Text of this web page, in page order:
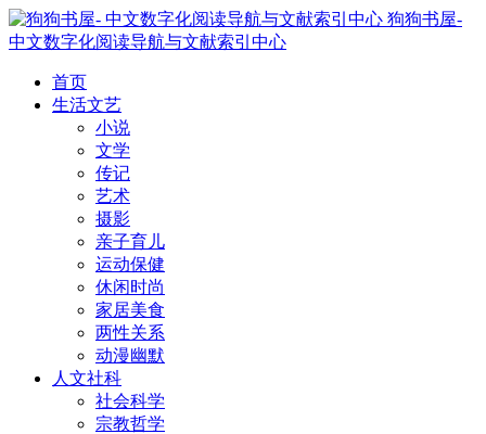
狗狗书屋-
中文数字化阅读导航与文献索引中心
首页
生活文艺
小说
文学
传记
艺术
摄影
亲子育儿
运动保健
休闲时尚
家居美食
两性关系
动漫幽默
人文社科
社会科学
宗教哲学